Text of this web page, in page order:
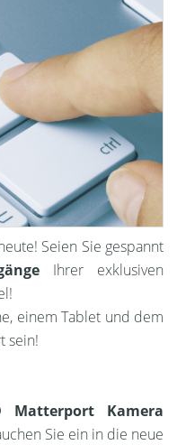
Seien Sie gespannt
Ihrer exklusiven
einem Tablet und dem
sein!
Matterport Kamera
Sie ein in die neue